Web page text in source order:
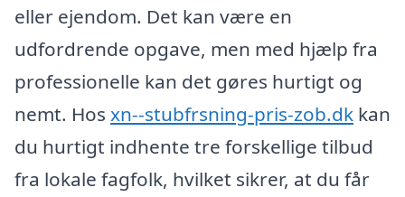
eller ejendom. Det kan være en
udfordrende opgave, men med hjælp fra
professionelle kan det gøres hurtigt og
nemt. Hos xn--stubfrsning-pris-zob.dk kan
du hurtigt indhente tre forskellige tilbud
fra lokale fagfolk, hvilket sikrer, at du får